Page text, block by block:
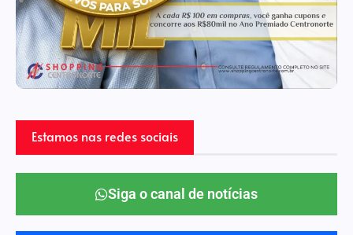
Estamos nas redes sociais
Siga o canal de notícias